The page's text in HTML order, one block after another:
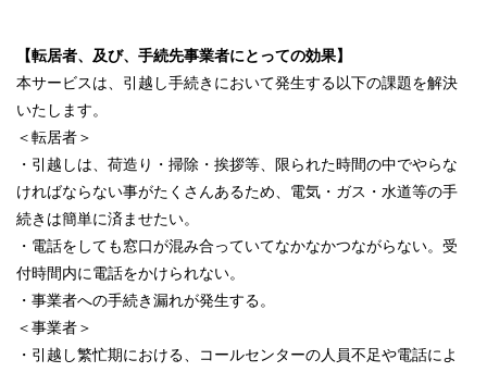
【転居者、及び、手続先事業者にとっての効果】
本サービスは、引越し手続きにおいて発生する以下の課題を解決
いたします。
＜転居者＞
・引越しは、荷造り・掃除・挨拶等、限られた時間の中でやらな
ければならない事がたくさんあるため、電気・ガス・水道等の手
続きは簡単に済ませたい。
・電話をしても窓口が混み合っていてなかなかつながらない。受
付時間内に電話をかけられない。
・事業者への手続き漏れが発生する。
＜事業者＞
・引越し繁忙期における、コールセンターの人員不足や電話によ